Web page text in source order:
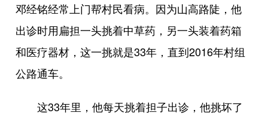
邓经铭经常上门帮村民看病。因为山高路陡，他
出诊时用扁担一头挑着中草药，另一头装着药箱
和医疗器材，这一挑就是33年，直到2016年村组
公路通车。
这33年里，他每天挑着担子出诊，他挑坏了